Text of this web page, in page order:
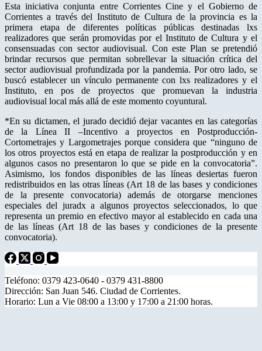
Esta iniciativa conjunta entre Corrientes Cine y el Gobierno de
Corrientes a través del Instituto de Cultura de la provincia es la
primera etapa de diferentes políticas públicas destinadas lxs
realizadores que serán promovidas por el Instituto de Cultura y el
consensuadas con sector audiovisual. Con este Plan se pretendió
brindar recursos que permitan sobrellevar la situación crítica del
sector audiovisual profundizada por la pandemia. Por otro lado, se
buscó establecer un vínculo permanente con lxs realizadores y el
Instituto, en pos de proyectos que promuevan la industria
audiovisual local más allá de este momento coyuntural.
*En su dictamen, el jurado decidió dejar vacantes en las categorías
de la Línea II –Incentivo a proyectos en Postproducción-
Cortometrajes y Largometrajes porque considera que “ninguno de
los otros proyectos está en etapa de realizar la postproducción y en
algunos casos no presentaron lo que se pide en la convocatoria”.
Asimismo, los fondos disponibles de las líneas desiertas fueron
redistribuidos en las otras líneas (Art 18 de las bases y condiciones
de la presente convocatoria) además de otorgarse menciones
especiales del juradx a algunos proyectos seleccionados, lo que
representa un premio en efectivo mayor al establecido en cada una
de las líneas (Art 18 de las bases y condiciones de la presente
convocatoria).
Teléfono: 0379 423-0640 - 0379 431-8800
Dirección: San Juan 546. Ciudad de Corrientes.
Horario: Lun a Vie 08:00 a 13:00 y 17:00 a 21:00 horas.